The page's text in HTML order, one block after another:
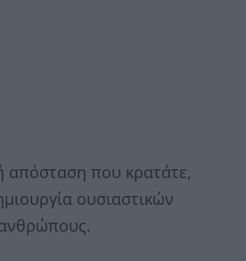
απόσταση που κρατάτε,
ουσιαστικών